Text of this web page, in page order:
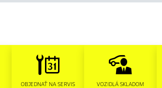
OBJEDNAŤ NA SERVIS VOZIDLÁ SKLADOM